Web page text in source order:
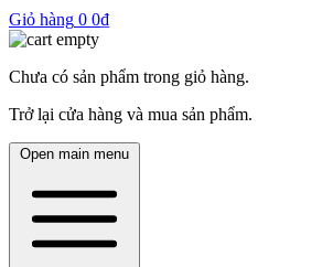
Giỏ hàng 0 0₫
Chưa có sản phẩm trong giỏ hàng.
Trở lại cửa hàng và mua sản phẩm.
Open main menu